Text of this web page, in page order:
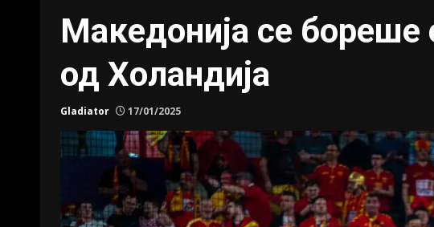
Македонија се бореше
од Холандија
Gladiator 17/01/2025